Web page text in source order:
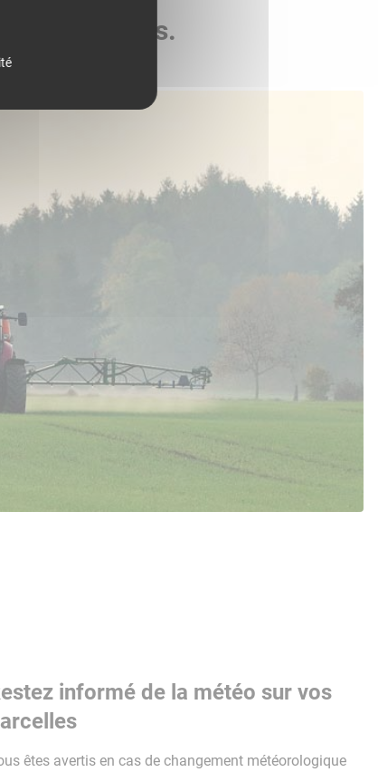
parcelles.
informé de la météo sur vos
êtes avertis en cas de changement météorologique